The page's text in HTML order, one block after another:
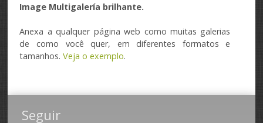
Image Multigalería brilhante.
Anexa a qualquer página web como muitas galerias
de
como você quer, em diferentes formatos
e
tamanhos. Veja o exemplo.
Seguir